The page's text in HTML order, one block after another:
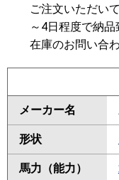
ご注文いただい
～4日程度で納品
在庫のお問い合
メーカー名
形状
馬力（能力）